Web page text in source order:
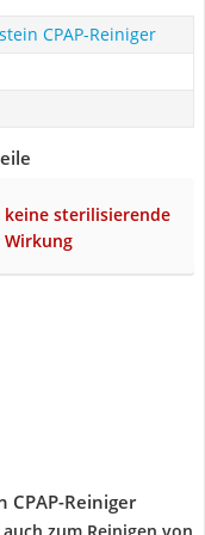
CPAP-Reiniger
keine sterilisierende
Wirkung
Reiniger